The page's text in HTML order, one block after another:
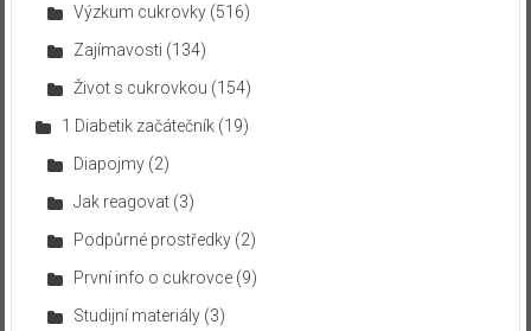
Výzkum cukrovky(516)
Zajímavosti (134)
Život s cukrovkou (154)
1 Diabetik začátečník(19)
Diapojmy(2)
Jak reagovat(3)
Podpůrné prostředky(2)
První info o cukrovce(9)
Studijní materiály(3)